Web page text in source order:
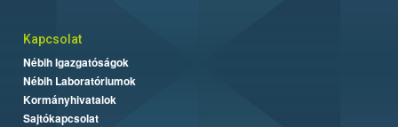
Kapcsolat
Nébih Igazgatóságok
Nébih Laboratóriumok
Kormányhivatalok
Sajtókapcsolat